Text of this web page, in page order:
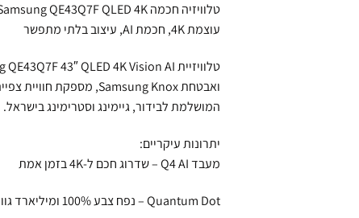
טלוויזיה חכמה Samsung QE43Q7F QLED 4K בגודל 43 אינץ':
עוצמת 4K, חכמת AI, עיצוב בלתי מתפשר
המושלמת לבידור, גיימינג וסטרימינג בישראל.
יתרונות עיקריים:
מעבד Q4 AI – שדרוג חכם ל‑4K בזמן אמת
Quantum Dot – נפח צבע ‎100%‎ ומיליארד גוונים